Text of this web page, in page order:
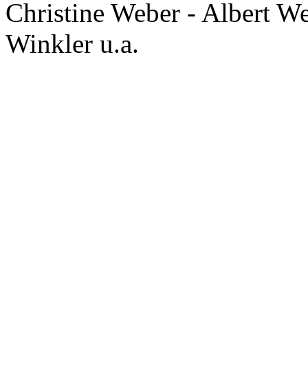
Christine Weber - Albert
Winkler u.a.